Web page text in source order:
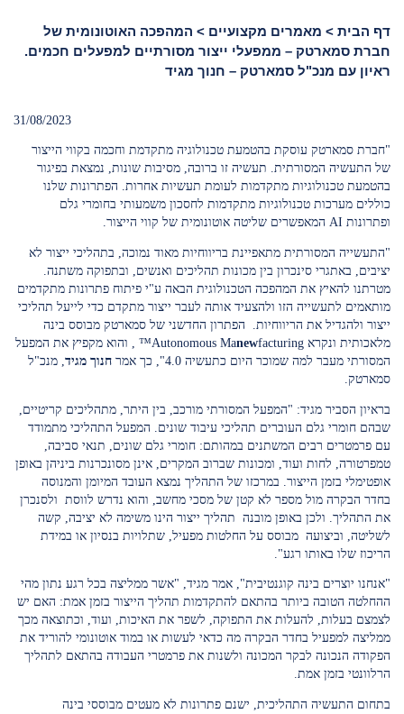
דף הבית > מאמרים מקצועיים > המהפכה האוטונומית של
חברת סמארטק – ממפעלי ייצור מסורתיים למפעלים חכמים.
ראיון עם מנכ"ל סמארטק – חנוך מגיד
31/08/2023
"חברת סמארטק עוסקת בהטמעת טכנולוגיה מתקדמת וחכמה בקווי הייצור
של התעשיה המסורתית. תעשיה זו ברובה, מסיבות שונות, נמצאת בפיגור
בהטמעת טכנולוגיות מתקדמות לעומת תעשיות אחרות. הפתרונות שלנו
כוללים מערכות טכנולוגיות מתקדמות לחסכון משמעותי בחומרי גלם
ופתרונות AI המאפשרים שליטה אוטונומית של קווי הייצור.
"התעשייה המסורתית מתאפיינת בריווחיות מאוד נמוכה, בתהליכי ייצור לא
יציבים, באתגרי סינכרון בין מכונות תהליכים ואנשים, ובתפוקה משתנה.
מטרתנו להאיץ את המהפכה הטכנולוגית הבאה ע"י פיתוח פתרונות מתקדמים
מותאמים לתעשייה הזו ולהצעיד אותה לעבר ייצור מתקדם כדי לייעל תהליכי
ייצור ולהגדיל את הריווחיות. הפתרון החדשני של סמארטק מבוסס בינה
מלאכותית ונקרא Autonomous Ma
new
facturing™ , והוא מקפיץ את המפעל
המסורתי מעבר למה שמוכר היום כתעשיה 4.0", כך אמר
חנוך מגיד , מנכ"ל
סמארטק.
בראיון הסביר מגיד: "המפעל המסורתי מורכב, בין היתר, מתהליכים קריטיים,
שבהם חומרי גלם העוברים תהליכי עיבוד שונים. המפעל התהליכי מתמודד
עם פרמטרים רבים המשתנים במהותם: חומרי גלם שונים, תנאי סביבה,
טמפרטורה, לחות ועוד, ומכונות שברוב המקרים, אינן מסונכרנות ביניהן באופן
אופטימלי בזמן הייצור. במרכזו של התהליך נמצא העובד המיומן והמנוסה
בחדר הבקרה מול מספר לא קטן של מסכי מחשב, והוא נדרש לווסת ולסנכרן
את התהליך. ולכן באופן מובנה תהליך ייצור הינו משימה לא יציבה, קשה
לשליטה, וביצועה מבוסס על החלטות מפעיל, שתלויות בנסיון או במידת
הריכוז שלו באותו רגע".
"אנחנו יוצרים בינה קוגנטיבית", אמר מגיד, "אשר ממליצה בכל רגע נתון מהי
ההחלטה הטובה ביותר בהתאם להתקדמות תהליך הייצור בזמן אמת: האם יש
לצמצם בעלות, להעלות את התפוקה, לשפר את האיכות, ועוד, וכתוצאה מכך
ממליצה למפעיל בחדר הבקרה מה כדאי לעשות או במוד אוטונומי להוריד את
הפקודה הנכונה לבקר המכונה ולשנות את פרמטרי העבודה בהתאם לתהליך
הרלוונטי בזמן אמת.
בתחום התעשיה התהליכית, ישנם פתרונות לא מעטים מבוססי בינה